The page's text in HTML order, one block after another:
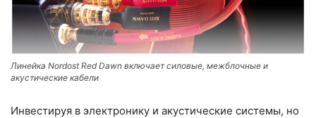
Линейка Nordost Red Dawn включает силовые, межблочные и
акустические кабели
Инвестируя в электронику и акустические системы, но